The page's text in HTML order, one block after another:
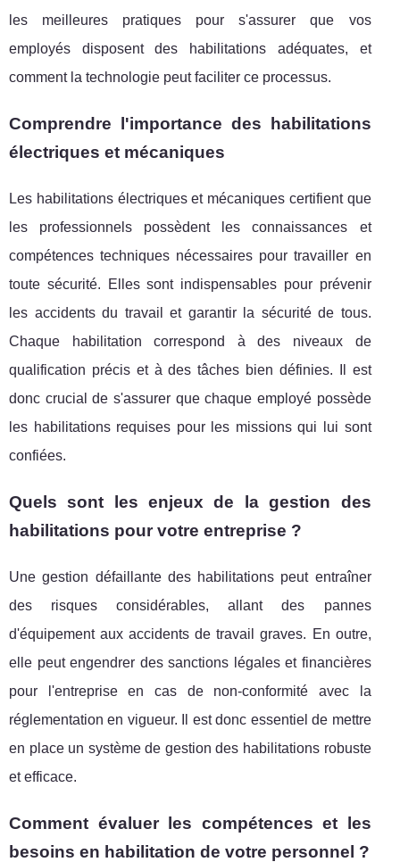
les meilleures pratiques pour s'assurer que vos
employés disposent des habilitations adéquates, et
comment la technologie peut faciliter ce processus.
Comprendre l'importance des habilitations
électriques et mécaniques
Les habilitations électriques et mécaniques certifient que
les professionnels possèdent les connaissances et
compétences techniques nécessaires pour travailler en
toute sécurité. Elles sont indispensables pour prévenir
les accidents du travail et garantir la sécurité de tous.
Chaque habilitation correspond à des niveaux de
qualification précis et à des tâches bien définies. Il est
donc crucial de s'assurer que chaque employé possède
les habilitations requises pour les missions qui lui sont
confiées.
Quels sont les enjeux de la gestion des
habilitations pour votre entreprise ?
Une gestion défaillante des habilitations peut entraîner
des risques considérables, allant des pannes
d'équipement aux accidents de travail graves. En outre,
elle peut engendrer des sanctions légales et financières
pour l'entreprise en cas de non-conformité avec la
réglementation en vigueur. Il est donc essentiel de mettre
en place un système de gestion des habilitations robuste
et efficace.
Comment évaluer les compétences et les
besoins en habilitation de votre personnel ?